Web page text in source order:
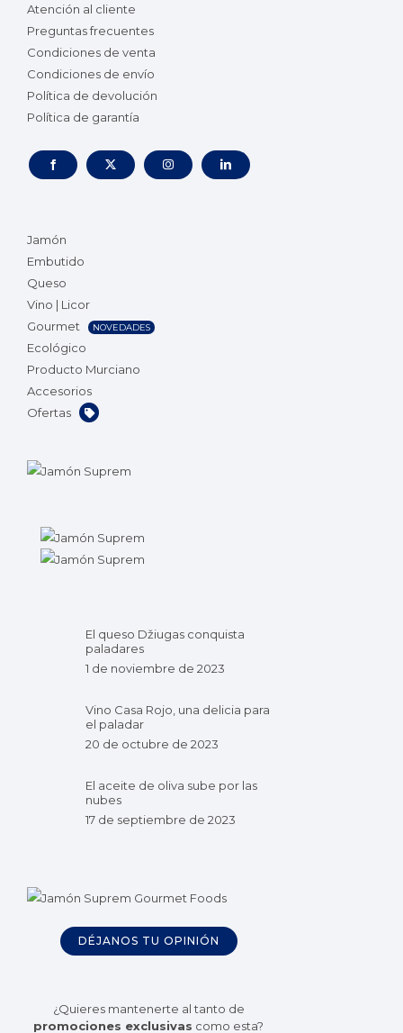
Atención al cliente
Preguntas frecuentes
Condiciones de venta
Condiciones de envío
Política de devolución
Política de garantía
Jamón
Embutido
Queso
Vino | Licor
Gourmet
NOVEDADES
Ecológico
Producto Murciano
Accesorios
Ofertas
El queso Džiugas conquista
paladares
1 de noviembre de 2023
Vino Casa Rojo, una delicia para
el paladar
20 de octubre de 2023
El aceite de oliva sube por las
nubes
17 de septiembre de 2023
DÉJANOS TU OPINIÓN
¿Quieres mantenerte al tanto de
promociones exclusivas como esta?